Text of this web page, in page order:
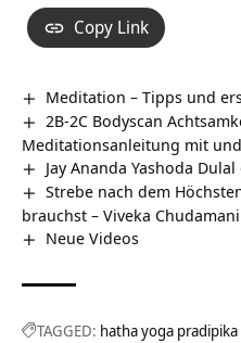
Copy Link
Meditation – Tipps und
2B-2C Bodyscan
Meditationsanleitung mit
Jay Ananda Yashoda
Strebe nach dem
brauchst – Viveka Chudamani
Neue Videos
TAGGED: hatha yoga